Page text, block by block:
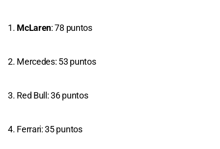
1. McLaren: 78 puntos
2. Mercedes: 53 puntos
3. Red Bull: 36 puntos
4. Ferrari: 35 puntos